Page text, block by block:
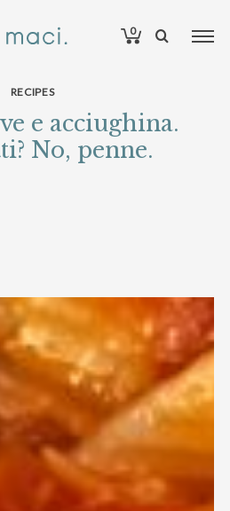
0
RECIPES
e acciughina.
No, penne.